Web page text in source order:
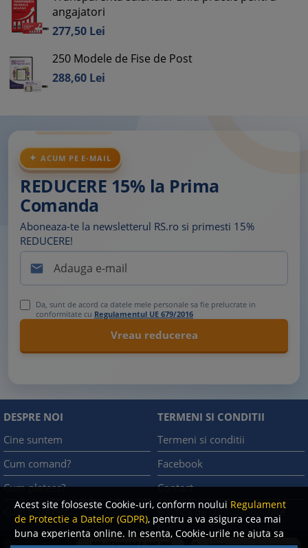
Acest site foloseste Cookie-uri, conform noului Regulament
de Protectie a Datelor (GDPR), pentru a va asigura cea mai
buna experienta online. In esenta, Cookie-urile ne ajuta sa
angajatori
277,50 Lei
250 Modele de Fise de Post
288,60 Lei
ACUM PE E-MAIL
REDUCERE 15% la Prima
Comanda
Aboneaza-te la newsletterul RS.ro si primesti 15%
REDUCERE!

Da, sunt de acord ca datele mele personale sa fie prelucrate in
conformitate cu Regulamentul UE 679/2016
DESPRE NOI
Cine suntem
Cum comand?
Cum platesc?
Cum returnez
TERMENI SI CONDITII
Termeni si conditii
Facebook
Contact
Politica de confidentialitate
©